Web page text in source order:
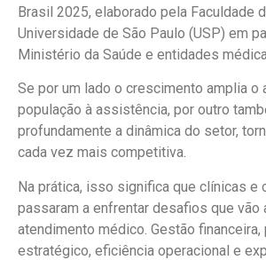
Brasil 2025, elaborado pela Faculdade
Universidade de São Paulo (USP) em
Ministério da Saúde e entidades
Se por um lado o crescimento amplia o
população à assistência, por outro
profundamente a dinâmica do setor,
cada vez mais competitiva.
Na prática, isso significa que clínicas e
passaram a enfrentar desafios que vão
atendimento médico. Gestão
estratégico, eficiência operacional e